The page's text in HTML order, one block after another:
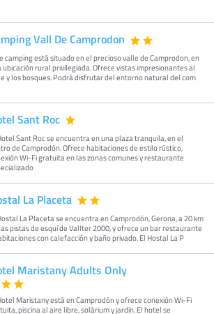
Vall De Camprodon
camping está situado en el precioso valle de Camprodon, en
ubicación rural privilegiada. Ofrece vistas impresionantes al
y los bosques. Podrá disfrutar del entorno natural del com
Sant Roc
Sant Roc se encuentra en una plaza tranquila, en el
de Camprodón. Ofrece habitaciones de estilo rústico,
Wi-Fi gratuita en las zonas comunes y restaurante
La Placeta
La Placeta se encuentra en Camprodón, Gerona, a 20 km
pistas de esquí de Vallter 2000, y ofrece un bar restaurante
con calefacción y baño privado. El Hostal La P
Maristany Adults Only
Maristany está en Camprodón y ofrece conexión Wi-Fi
piscina al aire libre, solárium y jardín. El hotel se